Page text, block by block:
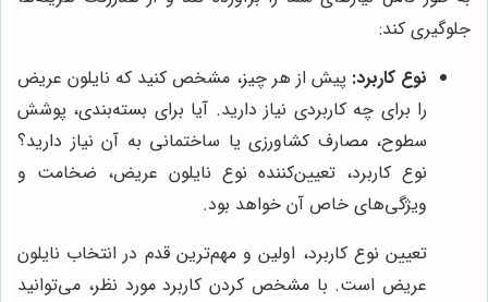
جلوگیری کند:
نوع کاربرد: پیش از هر چیز، مشخص کنید که نایلون عریض
را برای چه کاربردی نیاز دارید. آیا برای بسته‌بندی، پوشش
سطوح، مصارف کشاورزی یا ساختمانی به آن نیاز دارید؟
نوع کاربرد، تعیین‌کننده نوع نایلون عریض، ضخامت و
ویژگی‌های خاص آن خواهد بود.
تعیین نوع کاربرد، اولین و مهم‌ترین قدم در انتخاب نایلون
عریض است. با مشخص کردن کاربرد مورد نظر، می‌توانید